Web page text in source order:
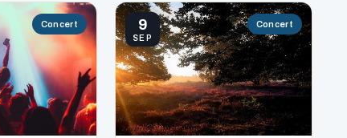
Concert 9
SEP
Concert